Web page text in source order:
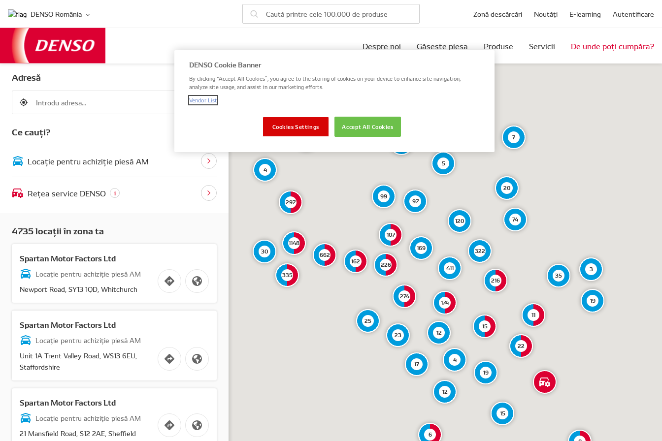
DENSO România Zonă descărcări Noutăți E-learning Autentificare
Despre noi Găsește piesa Produse Servicii De unde poți cumpăra?
Adresă
Ce cauți?
Locație pentru achiziție piesă AM
Rețea service DENSO i
4735 locații în zona ta
Spartan Motor Factors Ltd
Locație pentru achiziție piesă AM
Newport Road, SY13 1QD, Whitchurch
Spartan Motor Factors Ltd
Locație pentru achiziție piesă AM
Unit 1A Trent Valley Road, WS13 6EU,
Staffordshire
Spartan Motor Factors Ltd
Locație pentru achiziție piesă AM
21 Mansfield Road, S12 2AE, Sheffield
1148
169
216
20
35
15
11
97
162
274
74
15
322
22
19
226
297
662
174
335
4
5
107
6
7
411
99
120
12
25
19
3
17
23
4
2
30
12
DENSO Cookie Banner
By clicking “Accept All Cookies”, you agree to the storing of cookies on your device to enhance site navigation,
analyze site usage, and assist in our marketing efforts.
Vendor List
Accept All Cookies
Cookies Settings